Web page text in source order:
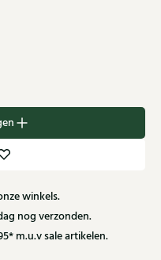
winkels.
nog verzonden.
m.u.v sale artikelen.